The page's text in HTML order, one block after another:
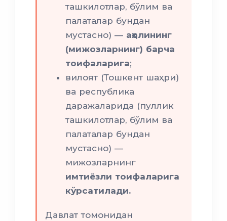
ташкилотлар, бўлим ва
палаталар бундан
мустасно) — аҳолининг
(мижозларнинг) барча
тоифаларига;
вилоят (Тошкент шаҳри)
ва республика
даражаларида (пуллик
ташкилотлар, бўлим ва
палаталар бундан
мустасно) —
мижозларнинг
имтиёзли тоифаларига
кўрсатилади.
Давлат томонидан